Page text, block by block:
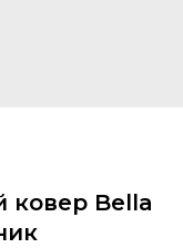
ковер Bella